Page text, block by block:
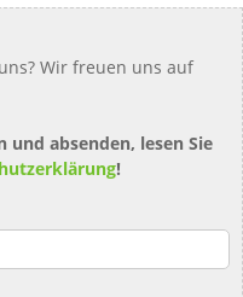
Wir freuen uns auf
und absenden, lesen Sie
!